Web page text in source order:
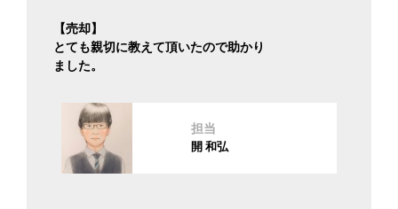
【売却】
とても親切に教えて頂いたので助かり
ました。
担当
開 和弘